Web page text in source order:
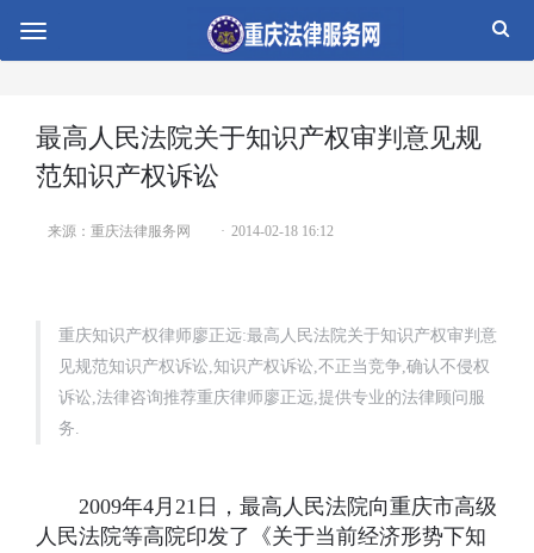
切
换
最高人民法院关于知识产权审判意见规
范知识产权诉讼
来源：重庆法律服务网 2014-02-18 16:12
重庆知识产权律师廖正远:最高人民法院关于知识产权审判意
见规范知识产权诉讼,知识产权诉讼,不正当竞争,确认不侵权
诉讼,法律咨询推荐重庆律师廖正远,提供专业的法律顾问服
务.
2009年4月21日，最高人民法院向重庆市高级
人民法院等高院印发了《关于当前经济形势下知